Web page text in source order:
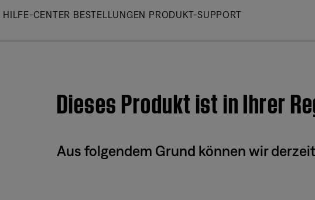
Skip
HILFE-CENTER BESTELLUNGEN PRODUKT-SUPPORT
Dieses Produkt ist in Ihrer
Aus folgendem Grund können wir